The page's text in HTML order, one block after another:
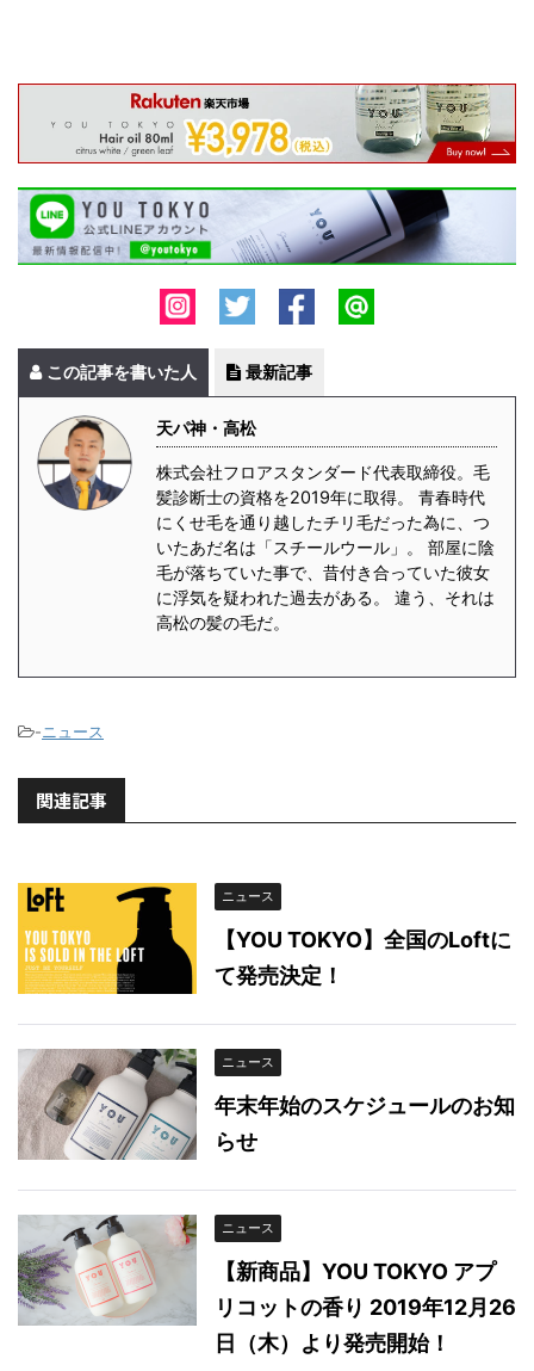
この記事を書いた人 最新記事
天パ神・高松
株式会社フロアスタンダード代表取締役。毛
髪診断士の資格を2019年に取得。 青春時代
にくせ毛を通り越したチリ毛だった為に、つ
いたあだ名は「スチールウール」。 部屋に陰
毛が落ちていた事で、昔付き合っていた彼女
に浮気を疑われた過去がある。 違う、それは
高松の髪の毛だ。
-ニュース
関連記事
ニュース
【YOU TOKYO】全国のLoftに
て発売決定！
ニュース
年末年始のスケジュールのお知
らせ
ニュース
【新商品】YOU TOKYO アプ
リコットの香り 2019年12月26
日（木）より発売開始！